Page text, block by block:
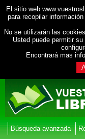
El sitio web
para recopilar
No se utilizarán las
Usted puede permitir
Encontrará mas
Búsqueda avanzada